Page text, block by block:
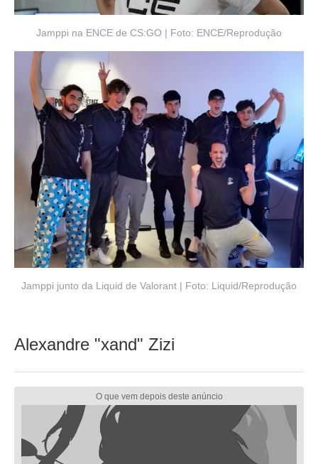
Jamppi na ENCE de CS:GO | Foto: ENCE/Reprodução
Jamppi junto da Liquid de Valorant | Foto: Liquid/Reprodução
Alexandre "xand" Zizi